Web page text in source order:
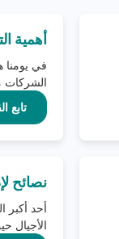
أهمية
في يومنا
الشركات
تابع
نصائح
أحد أكبر
الأجيال